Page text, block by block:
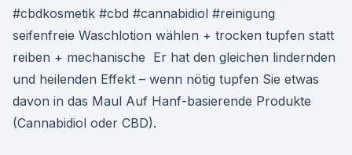
#cbdkosmetik #cbd #cannabidiol #reinigung
seifenfreie Waschlotion wählen + trocken tupfen statt
reiben + mechanische Er hat den gleichen lindernden
und heilenden Effekt – wenn nötig tupfen Sie etwas
davon in das Maul Auf Hanf-basierende Produkte
(Cannabidiol oder CBD).